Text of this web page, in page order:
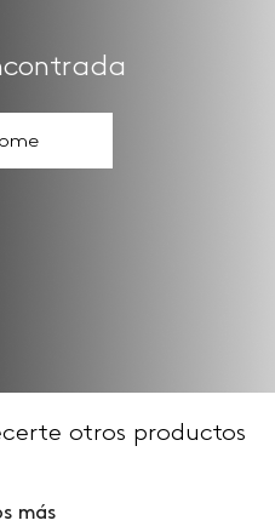
otros productos
más